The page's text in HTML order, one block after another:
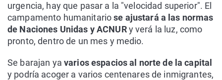
urgencia, hay que pasar a la "velocidad superior". El
campamento humanitariose ajustará a las normas
de Naciones Unidas y ACNURy verá la luz, como
pronto, dentro de un mes y medio.
Se barajan ya varios espacios al norte de la capital
y podría acoger a varios centenares de inmigrantes,